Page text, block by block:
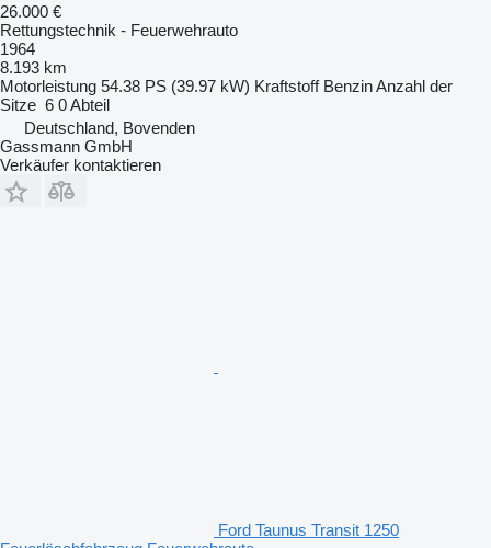
26.000 €
Rettungstechnik - Feuerwehrauto
1964
8.193 km
Motorleistung 54.38 PS (39.97 kW) Kraftstoff BenzinAnzahl der
Sitze 6 0 Abteil
Deutschland, Bovenden
Gassmann GmbH
Verkäufer kontaktieren
Ford Taunus Transit 1250